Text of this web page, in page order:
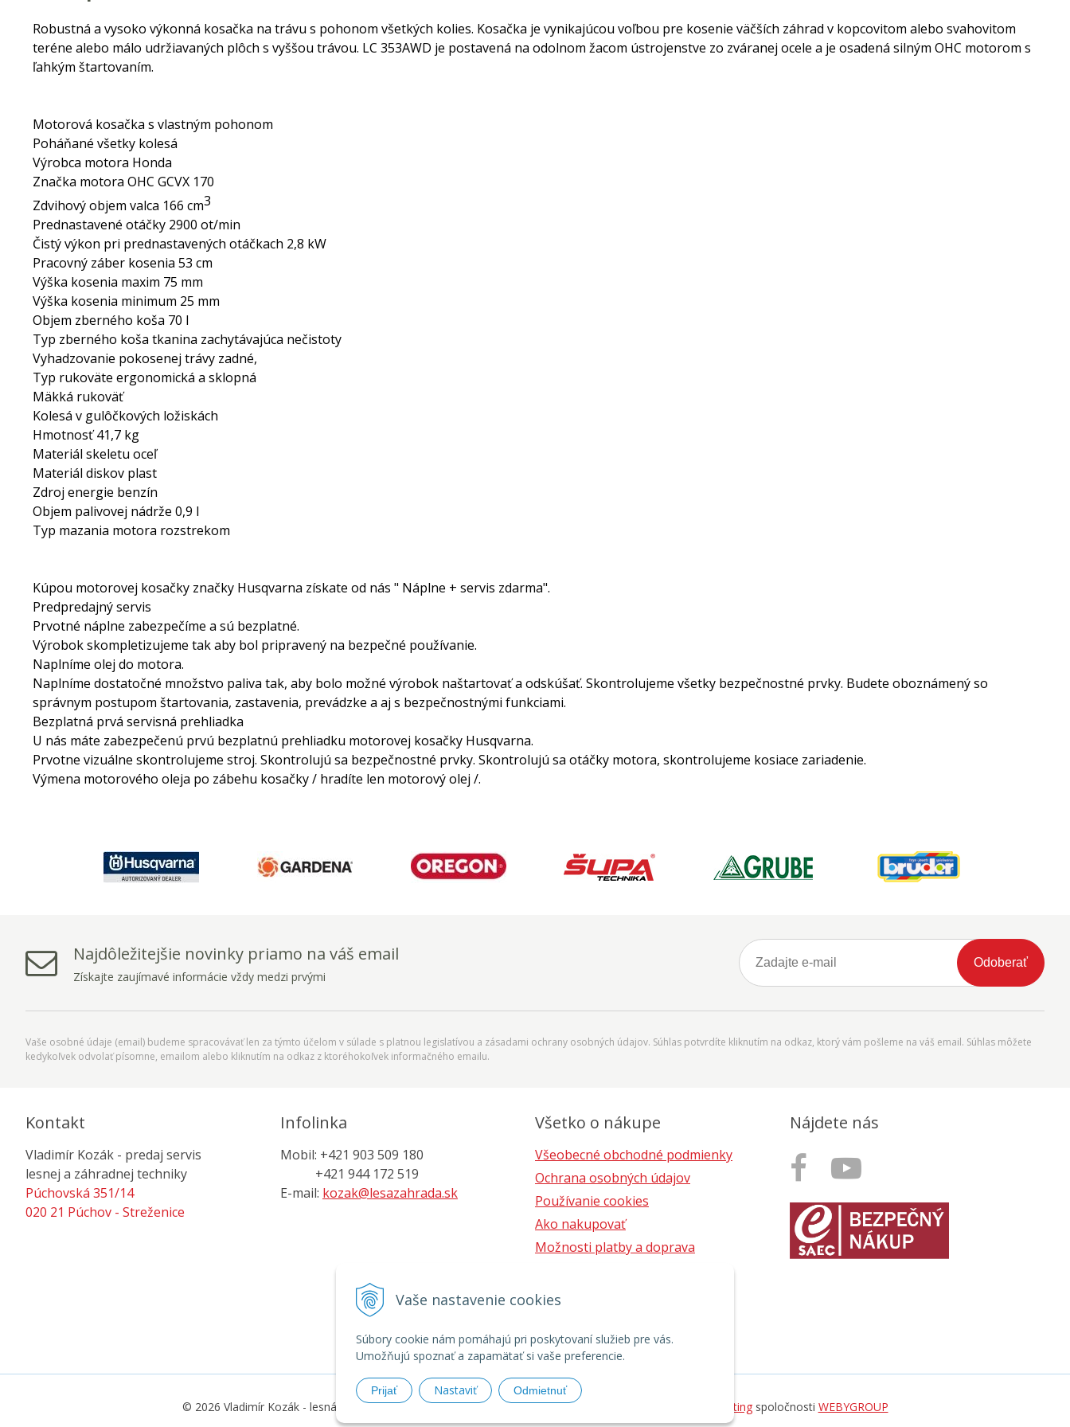
Vaše nastavenie cookies
Súbory cookie nám pomáhajú pri poskytovaní služieb pre vás.
Umožňujú spoznať a zapamätať si vaše preferencie.
Prijať Nastaviť Odmietnuť
Robustná a vysoko výkonná kosačka na trávu s pohonom všetkých kolies. Kosačka je vynikajúcou voľbou pre kosenie väčších záhrad v kopcovitom alebo svahovitom
teréne alebo málo udržiavaných plôch s vyššou trávou. LC 353AWD je postavená na odolnom žacom ústrojenstve zo zváranej ocele a je osadená silným OHC motorom s
ľahkým štartovaním.
Motorová kosačka s vlastným pohonom
Poháňané všetky kolesá
Výrobca motora Honda
Značka motora OHC GCVX 170
Zdvihový objem valca 166 cm3
Prednastavené otáčky 2900 ot/min
Čistý výkon pri prednastavených otáčkach 2,8 kW
Pracovný záber kosenia 53 cm
Výška kosenia maxim 75 mm
Výška kosenia minimum 25 mm
Objem zberného koša 70 l
Typ zberného koša tkanina zachytávajúca nečistoty
Vyhadzovanie pokosenej trávy zadné,
Typ rukoväte ergonomická a sklopná
Mäkká rukoväť
Kolesá v gulôčkových ložiskách
Hmotnosť 41,7 kg
Materiál skeletu oceľ
Materiál diskov plast
Zdroj energie benzín
Objem palivovej nádrže 0,9 l
Typ mazania motora rozstrekom
Kúpou motorovej kosačky značky Husqvarna získate od nás " Náplne + servis zdarma".
Predpredajný servis
Prvotné náplne zabezpečíme a sú bezplatné.
Výrobok skompletizujeme tak aby bol pripravený na bezpečné používanie.
Naplníme olej do motora.
Naplníme dostatočné množstvo paliva tak, aby bolo možné výrobok naštartovať a odskúšať. Skontrolujeme všetky bezpečnostné prvky. Budete oboznámený so
správnym postupom štartovania, zastavenia, prevádzke a aj s bezpečnostnými funkciami.
Bezplatná prvá servisná prehliadka
U nás máte zabezpečenú prvú bezplatnú prehliadku motorovej kosačky Husqvarna.
Prvotne vizuálne skontrolujeme stroj. Skontrolujú sa bezpečnostné prvky. Skontrolujú sa otáčky motora, skontrolujeme kosiace zariadenie.
Výmena motorového oleja po zábehu kosačky / hradíte len motorový olej /.
Najdôležitejšie novinky priamo na váš email
Získajte zaujímavé informácie vždy medzi prvými
Odoberať
Vaše osobné údaje (email) budeme spracovávať len za týmto účelom v súlade s platnou legislatívou a zásadami ochrany osobných údajov. Súhlas potvrdíte kliknutím na odkaz, ktorý vám pošleme na váš email. Súhlas môžete
kedykoľvek odvolať písomne, emailom alebo kliknutím na odkaz z ktoréhokoľvek informačného emailu.
Kontakt
Vladimír Kozák - predaj servis
lesnej a záhradnej techniky
Púchovská 351/14
020 21 Púchov - Streženice
Infolinka
Mobil: +421 903 509 180
+421 944 172 519
E-mail: kozak@lesazahrada.sk
Všetko o nákupe
Všeobecné obchodné podmienky
Ochrana osobných údajov
Používanie cookies
Ako nakupovať
Možnosti platby a doprava
Nájdete nás
© 2026 Vladimír Kozák - lesná a záhradná technika, predaj, servis •tvorba eshopu cez UNIobchod webhostingspoločnosti WEBYGROUP